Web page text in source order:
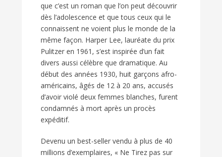
que c’est un roman que l’on peut découvrir
dès l’adolescence et que tous ceux qui le
connaissent ne voient plus le monde de la
même façon. Harper Lee, lauréate du prix
Pulitzer en 1961, s’est inspirée d’un fait
divers aussi célèbre que dramatique. Au
début des années 1930, huit garçons afro-
américains, âgés de 12 à 20 ans, accusés
d’avoir violé deux femmes blanches, furent
condamnés à mort après un procès
expéditif.
Devenu un best-seller vendu à plus de 40
millions d’exemplaires, « Ne Tirez pas sur